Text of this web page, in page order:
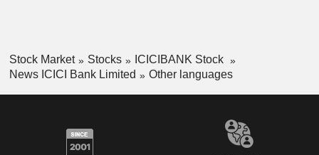
Stock Market Stocks
ICICIBANK Stock
News ICICI Bank Limited
Other languages